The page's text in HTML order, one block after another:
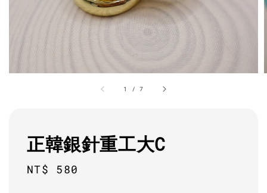
1 /7
正韓銀針重工大C
Regular
NT$ 580